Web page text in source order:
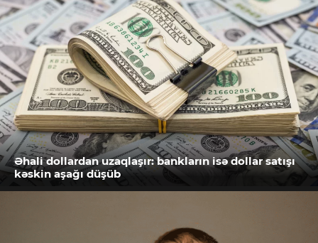
Əhali dollardan uzaqlaşır: bankların isə dollar satışı
kəskin aşağı düşüb